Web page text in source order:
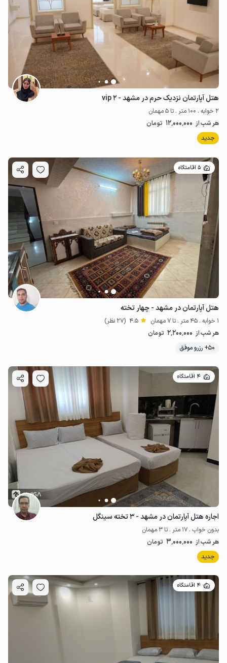
2.25 میلیون ت
هتل آپارتمان نزدیک حرم در مشهد - vip ۲
2 خوابه . 100 متر . تا 5 مهمان
هر شب از 12٬000٬000 تومان
جدید
5 اقامتگاه
هتل آپارتمان در مشهد - چهار تخته
1 خوابه . 45 متر . تا 7 مهمان 4.5 (27 نظر)
هر شب از 2٬200٬000 تومان
50+ رزرو موفق
4 اقامتگاه
اجاره هتل آپارتمان در مشهد - ۳ تخته سینگل
بدون خواب . 17 متر . تا 3 مهمان
هر شب از 3٬000٬000 تومان
جدید
4 اقامتگاه